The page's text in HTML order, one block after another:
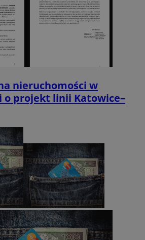
nieruchomości w
o projekt linii Katowice–